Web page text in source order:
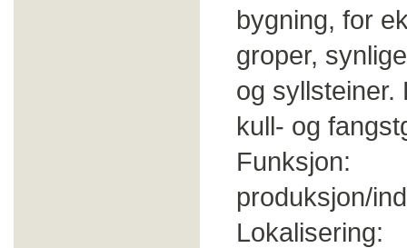
bygning, for
groper,
og syllsteiner.
kull- og
Funksjon:
produksjon/
Lokalisering: